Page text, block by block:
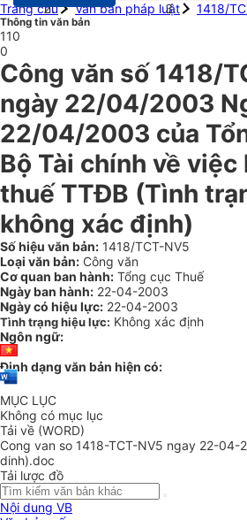
Trang chủ
Văn bản pháp luật 1418/
Thông tin văn bản
110
0
Công văn số 1418/
ngày 22/04/2003
22/04/2003 của
Bộ Tài chính về việc
thuế TTĐB (Tình
không xác định)
Số hiệu văn bản: 1418/TCT-NV5
Loại văn bản: Công văn
Cơ quan ban hành: Tổng cục Thuế
Ngày ban hành: 22-04-2003
Ngày có hiệu lực: 22-04-2003
Tình trạng hiệu lực: Không xác định
Ngôn ngữ:
Định dạng văn bản hiện có:
MỤC LỤC
Không có mục lục
Tải về (WORD)
Cong van so 1418-TCT-NV5 ngay 22-04-
dinh).doc
Tải lược đồ
Nội dung VB